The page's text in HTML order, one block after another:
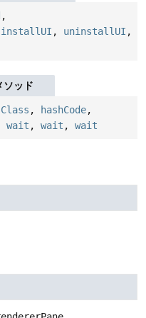
,
installUI , uninstallUI ,
ソッド
, hashCode,
wait , wait , wait